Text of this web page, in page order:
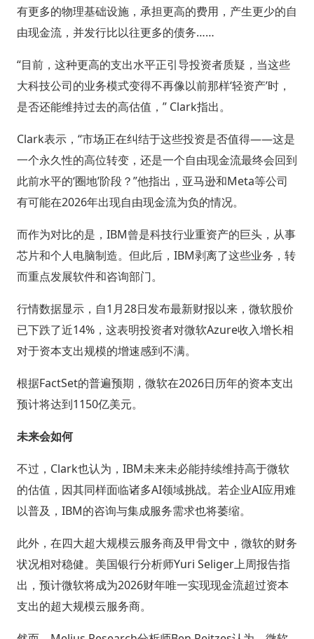
有更多的物理基础设施，承担更高的费用，产生更少的自
由现金流，并发行比以往更多的债务……
“目前，这种更高的支出水平正引导投资者质疑，当这些
大科技公司的业务模式变得不再像以前那样‘轻资产’时，
是否还能维持过去的高估值，” Clark指出。
Clark表示，“市场正在纠结于这些投资是否值得——这是
一个永久性的高位转变，还是一个自由现金流最终会回到
此前水平的‘圈地’阶段？”他指出，亚马逊和Meta等公司
有可能在2026年出现自由现金流为负的情况。
而作为对比的是，IBM曾是科技行业重资产的巨头，从事
芯片和个人电脑制造。但此后，IBM剥离了这些业务，转
而重点发展软件和咨询部门。
行情数据显示，自1月28日发布最新财报以来，微软股价
已下跌了近14%，这表明投资者对微软Azure收入增长相
对于资本支出规模的增速感到不满。
根据FactSet的普遍预期，微软在2026日历年的资本支出
预计将达到1150亿美元。
未来会如何
不过，Clark也认为，IBM未来未必能持续维持高于微软
的估值，因其同样面临诸多AI领域挑战。若企业AI应用难
以普及，IBM的咨询与集成服务需求也将萎缩。
此外，在四大超大规模云服务商及甲骨文中，微软的财务
状况相对稳健。美国银行分析师Yuri Seliger上周报告指
出，预计微软将成为2026财年唯一实现现金流超过资本
支出的超大规模云服务商。